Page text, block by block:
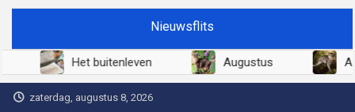
Ga
de
Nieuwsflits
Het buitenleven Augustus
zaterdag, augustus 8, 2026